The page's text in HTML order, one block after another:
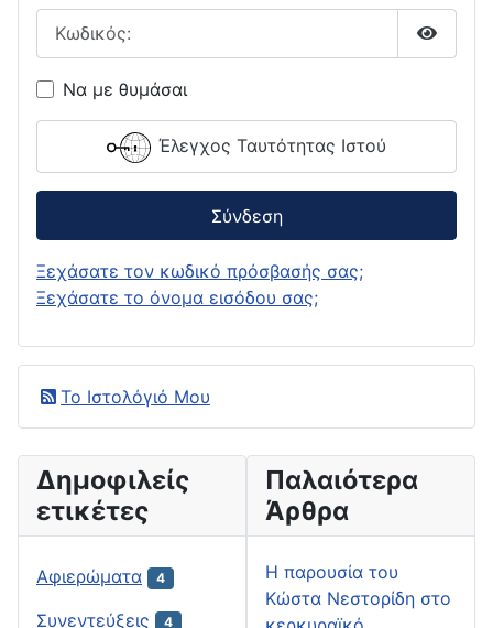
Να με θυμάσαι
Έλεγχος Ταυτότητας Ιστού
Σύνδεση
Ξεχάσατε τον κωδικό πρόσβασής σας;
Ξεχάσατε το όνομα εισόδου σας;
Το Ιστολόγιό Μου
Δημοφιλείς
ετικέτες
Αφιερώματα 4
Συνεντεύξεις 4
Παλαιότερα
Άρθρα
H παρουσία του
Κώστα Νεστορίδη στο